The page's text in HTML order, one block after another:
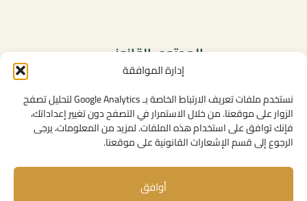
إدارة الموافقة
نستخدم ملفات تعريف الارتباط الخاصة بـ Google Analytics لتحليل تصفح
الزوار على موقعنا. من خلال الاستمرار في التصفح دون تغيير إعداداتك،
فإنك توافق على استخدام هذه الملفات. لمزيد من المعلومات، يرجى
الرجوع إلى قسم الإشعارات القانونية على موقعنا.
أوافق
المحتوى القانوني
سياسة الخصوصية
شروط الاستخدام العامة
الإشعارات القانونية
سياسة ملفات تعريف الارتباط (الكوكيز)
روابط مفيدة